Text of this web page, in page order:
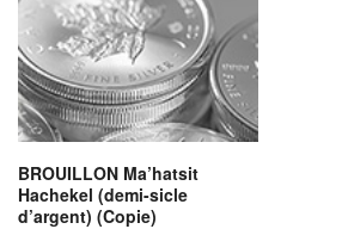
BROUILLON Ma’hatsit
Hachekel (demi-sicle
d’argent) (Copie)